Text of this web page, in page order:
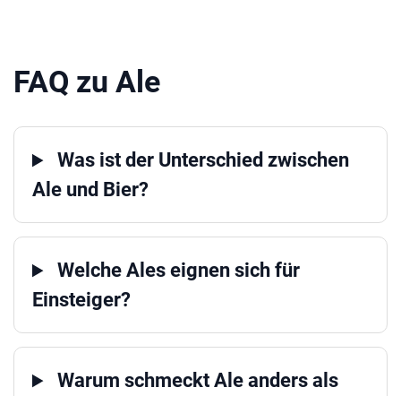
FAQ zu Ale
Was ist der Unterschied zwischen
Ale und Bier?
Welche Ales eignen sich für
Einsteiger?
Warum schmeckt Ale anders als